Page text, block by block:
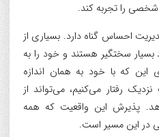
را تجربه کند.
احساس گناه دارد. بسیاری از
بسیار سختگیر هستند و خود را به
که با خود به همان اندازه
رفتار می‌کنیم، می‌تواند از
پذیرش این واقعیت که همه
در این مسیر است.